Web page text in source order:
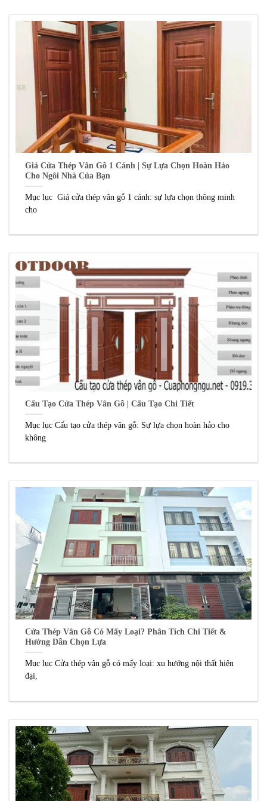
Giá Cửa Thép Vân Gỗ 1 Cánh | Sự Lựa Chọn Hoàn Hảo
Cho Ngôi Nhà Của Bạn
Mục lục Giá cửa thép vân gỗ 1 cánh: sự lựa chọn thông minh
cho
Cấu Tạo Cửa Thép Vân Gỗ | Cấu Tạo Chi Tiết
Mục lục Cấu tạo cửa thép vân gỗ: Sự lựa chọn hoàn hảo cho
không
Cửa Thép Vân Gỗ Có Mấy Loại? Phân Tích Chi Tiết &
Hướng Dẫn Chọn Lựa
Mục lục Cửa thép vân gỗ có mấy loại: xu hướng nội thất hiện
đại,